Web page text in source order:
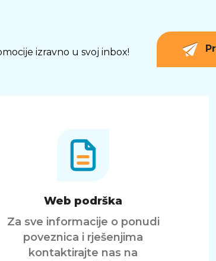
izravno u svoj inbox!
Web podrška
Za sve informacije o ponudi
poveznica i rješenjima
kontaktirajte nas na